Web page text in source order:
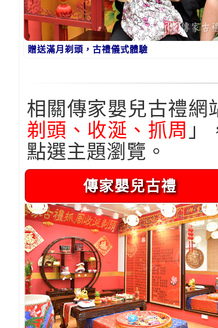
贈送滿月剃頭，古禮儀式體驗
相關傳家嬰兒古禮網
剃頭、收涎、抓周
點選主題瀏覽。
傳家嬰兒古禮